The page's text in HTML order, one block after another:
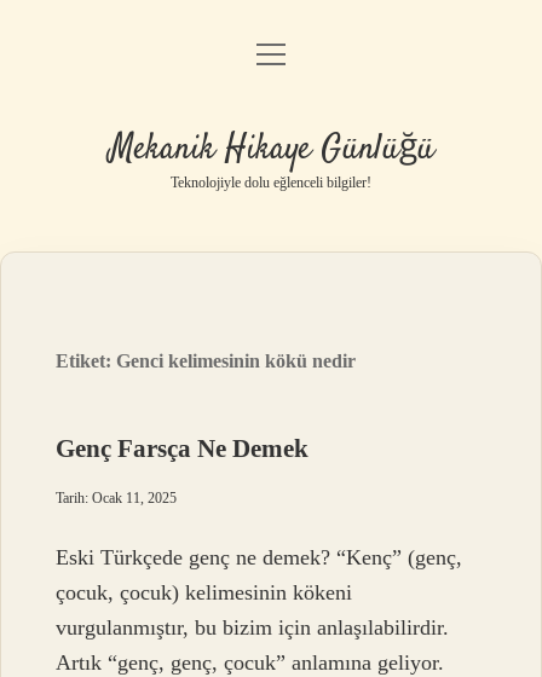
Anasayfa
Yasal Uyarı
menüyü
Mekanik Hikaye Günlüğü
Teknolojiyle dolu eğlenceli bilgiler!
Etiket:Genci kelimesinin kökü nedir
Genç Farsça Ne Demek
Tarih: Ocak 11, 2025
Eski Türkçede genç ne demek? “Kenç” (genç,
çocuk, çocuk) kelimesinin kökeni
vurgulanmıştır, bu bizim için anlaşılabilirdir.
Artık “genç, genç, çocuk” anlamına geliyor.